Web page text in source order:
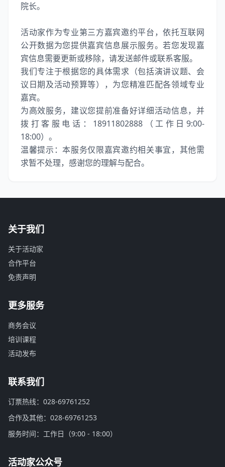
院长。
活动家作为专业第三方嘉宾邀约平台，依托互联网
公开数据为您提供嘉宾信息展示服务。若您发现嘉
宾信息需要更新或移除，请发送邮件或联系客服。
我们专注于根据您的具体需求（包括演讲议题、会
议日期及活动预算等），为您精准匹配各领域专业
嘉宾。
为高效服务，建议您提前准备好详细活动信息，并
拨打客服电话：18911802888（工作日9:00-
18:00）。
温馨提示：本服务仅限嘉宾邀约相关事宜，其他需
求暂不处理，感谢您的理解与配合。
关于我们
关于活动家
合作平台
免责声明
更多服务
商务会议
培训课程
活动发布
联系我们
订票热线：028-69761252
合作及其他：028-69761253
服务时间：工作日（9:00 - 18:00）
活动家公众号